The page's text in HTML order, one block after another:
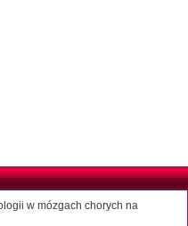
w mózgach chorych na